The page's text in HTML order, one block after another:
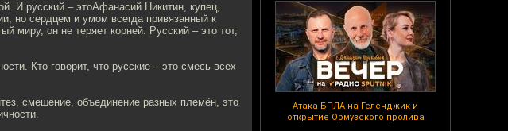
Атака БПЛА на Геленджик и
открытие Ормузского пролива
И русский – этоАфанасий Никитин, купец,
но сердцем и умом всегда привязанный к
миру, он не теряет корней. Русский – это тот,
Кто говорит, что русские – это смесь всех
смешение, объединение разных племён, это